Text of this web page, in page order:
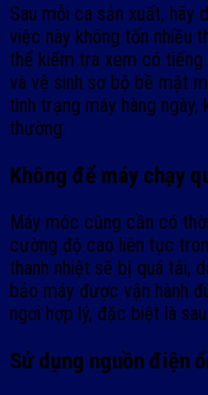
Sau mỗi ca sản xuất, hãy
việc này không tốn nhiều
thể kiểm tra xem có tiếng
và vệ sinh sơ bộ bề mặt
tình trạng máy hàng
thường.
Không để máy chạy
Máy móc cũng cần có
cường độ cao liên tục
thanh nhiệt sẽ bị quá tải,
bảo máy được vận hành
ngơi hợp lý, đặc biệt là
Sử dụng nguồn điện